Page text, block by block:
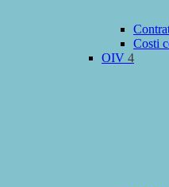
Costi
OIV 4